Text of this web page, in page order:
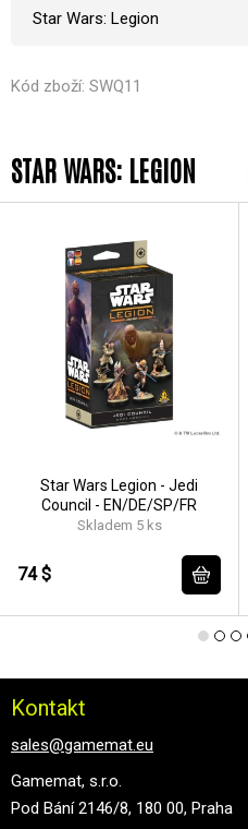
Star Wars: Legion
Kód zboží: SWQ11
STAR WARS: LEGION
Star Wars Legion - Jedi
Council - EN/DE/SP/FR
Skladem 5 ks
74 $
Kontakt
sales@gamemat.eu
Gamemat, s.r.o.
Pod Bání 2146/8, 180 00, Praha